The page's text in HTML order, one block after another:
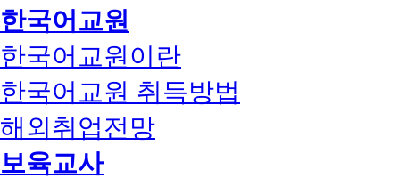
한국어교원
한국어교원이란
한국어교원 취득방법
해외취업전망
보육교사